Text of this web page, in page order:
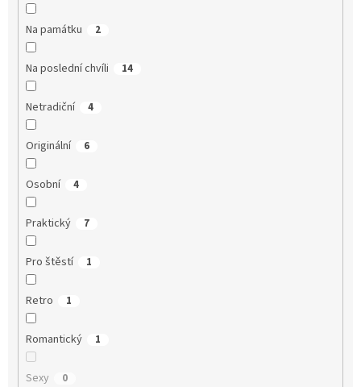
Na památku 2
Na poslední chvíli 14
Netradiční 4
Originální 6
Osobní 4
Praktický 7
Pro štěstí 1
Retro 1
Romantický 1
Sexy 0